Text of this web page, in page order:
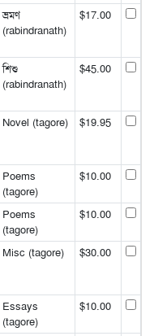
ভ্রমণ
(rabindranath)
$17.00
শিশু
(rabindranath)
$45.00
Novel (tagore) $19.95
Poems
(tagore)
$10.00
Poems
(tagore)
$10.00
Misc (tagore) $30.00
Essays
(tagore)
$10.00